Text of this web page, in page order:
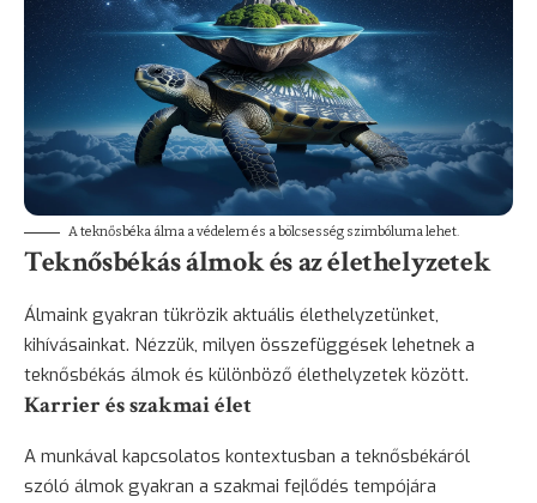
A teknősbéka álma a védelem és a bölcsesség szimbóluma lehet.
Teknősbékás álmok és az élethelyzetek
Álmaink gyakran tükrözik aktuális élethelyzetünket,
kihívásainkat. Nézzük, milyen összefüggések lehetnek a
teknősbékás álmok és különböző élethelyzetek között.
Karrier és szakmai élet
A munkával kapcsolatos kontextusban a teknősbékáról
szóló álmok gyakran a szakmai fejlődés tempójára